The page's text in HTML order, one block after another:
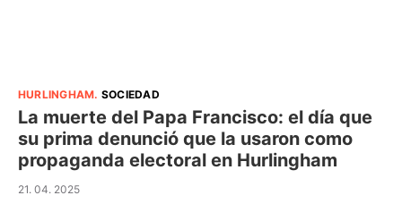
HURLINGHAM. SOCIEDAD
La muerte del Papa Francisco: el día que
su prima denunció que la usaron como
propaganda electoral en Hurlingham
21. 04. 2025